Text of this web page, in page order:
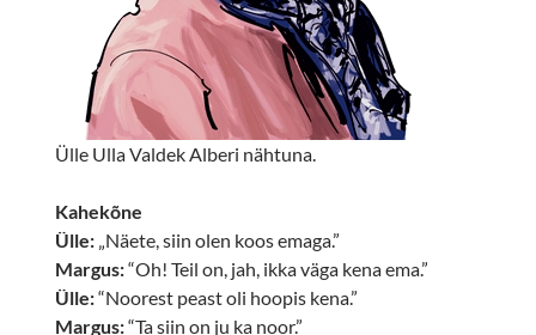
Ülle Ulla Valdek Alberi nähtuna.
Kahekõne
Ülle:„Näete, siin olen koos emaga.”
Margus:“Oh! Teil on, jah, ikka väga kena ema.”
Ülle:“Noorest peast oli hoopis kena.”
Margus:“Ta siin on ju ka noor.”